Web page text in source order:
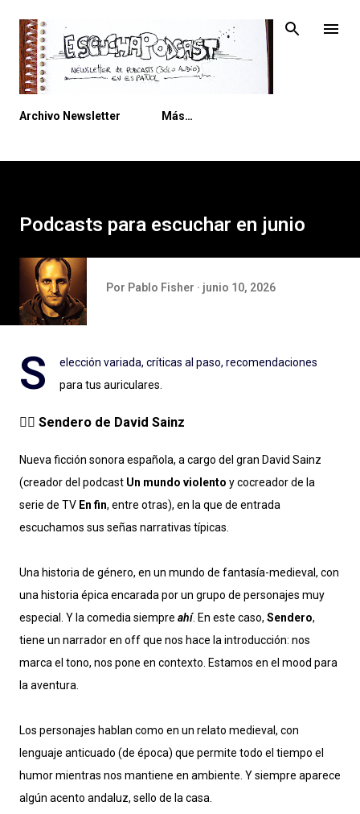
Archivo Newsletter Más…
Podcasts para escuchar en junio
Por Pablo Fisher junio 10, 2026
S
elección variada, críticas al paso, recomendaciones
para tus auriculares.
🧙‍♂️ Sendero de David Sainz
Nueva ficción sonora española, a cargo del gran David Sainz
(creador del podcast Un mundo violento y cocreador de la
serie de TV En fin, entre otras), en la que de entrada
escuchamos sus señas narrativas típicas.
Una historia de género, en un mundo de fantasía-medieval, con
una historia épica encarada por un grupo de personajes muy
especial. Y la comedia siempre ahí. En este caso, Sendero,
tiene un narrador en off que nos hace la introducción: nos
marca el tono, nos pone en contexto. Estamos en el mood para
la aventura.
Los personajes hablan como en un relato medieval, con
lenguaje anticuado (de época) que permite todo el tiempo el
humor mientras nos mantiene en ambiente. Y siempre aparece
algún acento andaluz, sello de la casa.